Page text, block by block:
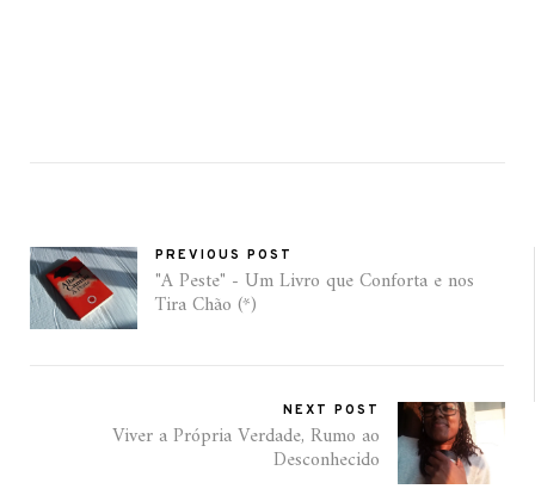
PREVIOUS POST
"A Peste" - Um Livro que Conforta e nos
Tira Chão (*)
NEXT POST
Viver a Própria Verdade, Rumo ao
Desconhecido